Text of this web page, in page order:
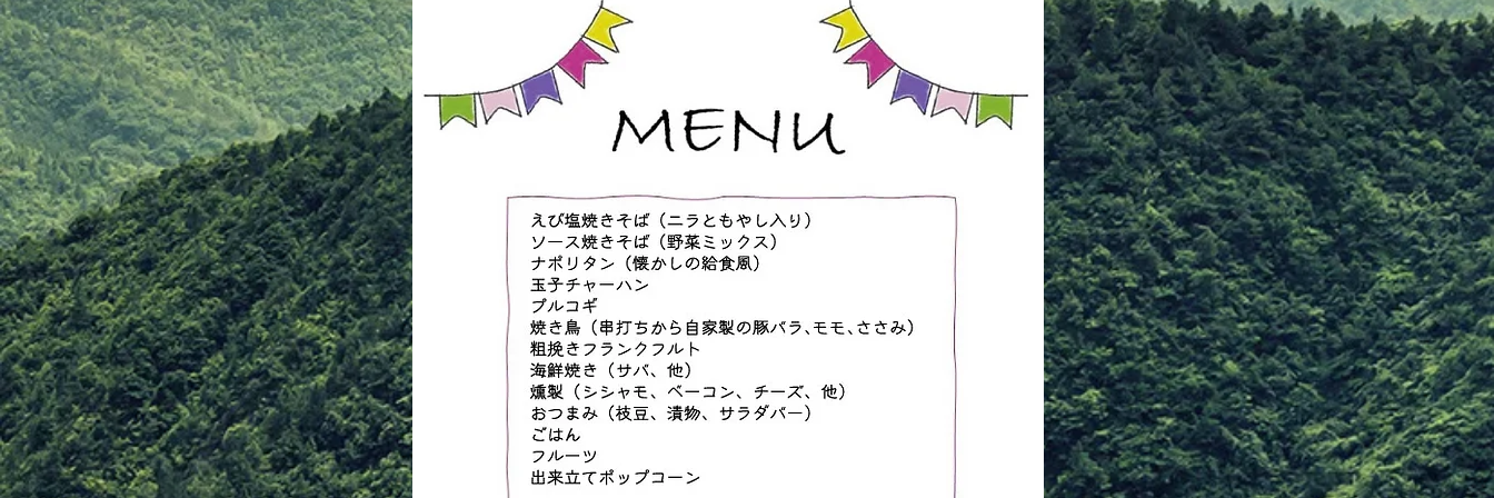
ねじ上げ固め 腕脇絞りより腕ひ
しぎ固め ④【脱出法紹介】 足攻
め どっこ抜き 親指攻め ⑤【ヌン
チャク体験】 ヌンチャク技法 簡
単スパーリン
持ちよく汗をかく内容になってい
ます ・体験大歓迎ですので、
・お子様が道場生の保護者の
方、ご兄弟の参加はもちろん大歓
迎です ・お子様が道